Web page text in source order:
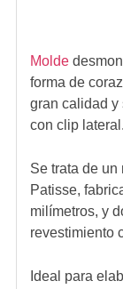
Molde
forma de
gran calidad y
con clip lateral.
Se trata de
Patisse,
milímetros, y
revestimiento
Ideal para